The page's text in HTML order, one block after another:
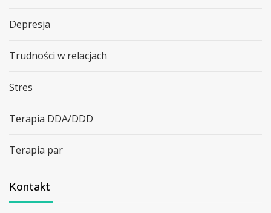
Depresja
Trudności w relacjach
Stres
Terapia DDA/DDD
Terapia par
Kontakt